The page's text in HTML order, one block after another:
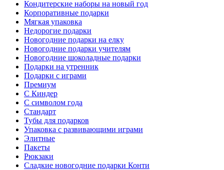
Кондитерские наборы на новый год
Корпоративные подарки
Мягкая упаковка
Недорогие подарки
Новогодние подарки на елку
Новогодние подарки учителям
Новогодние шоколадные подарки
Подарки на утренник
Подарки с играми
Премиум
С Киндер
С символом года
Стандарт
Тубы для подарков
Упаковка с развивающими играми
Элитные
Пакеты
Рюкзаки
Сладкие новогодние подарки Конти